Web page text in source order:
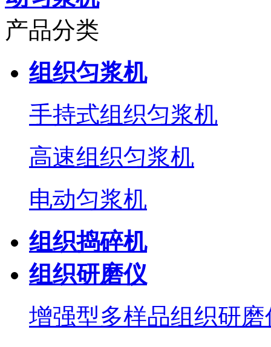
产品分类
组织匀浆机
手持式组织匀浆机
高速组织匀浆机
电动匀浆机
组织捣碎机
组织研磨仪
增强型多样品组织研磨